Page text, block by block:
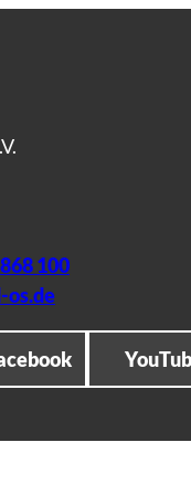
100
os.de